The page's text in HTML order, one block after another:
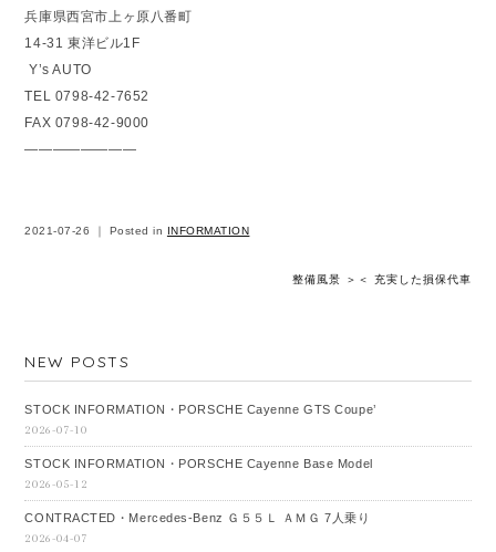
兵庫県西宮市上ヶ原八番町
14-31 東洋ビル1F
Y’s AUTO
TEL 0798-42-7652
FAX 0798-42-9000
————————
2021-07-26 ｜ Posted in INFORMATION
＜ 充実した損保代車
整備風景 ＞
NEW POSTS
STOCK INFORMATION・PORSCHE Cayenne GTS Coupe’
2026-07-10
STOCK INFORMATION・PORSCHE Cayenne Base Model
2026-05-12
CONTRACTED・Mercedes‐Benz Ｇ５５Ｌ ＡＭＧ 7人乗り
2026-04-07